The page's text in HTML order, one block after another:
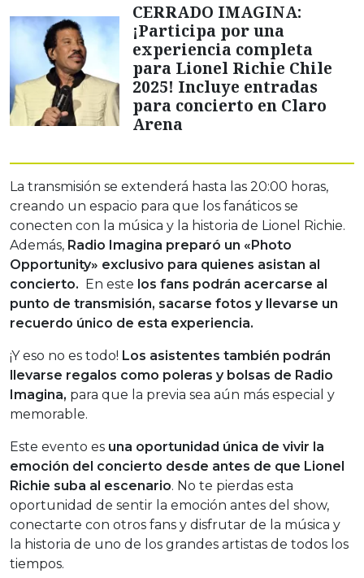
CERRADO IMAGINA:
¡Participa por una
experiencia completa
para Lionel Richie Chile
2025! Incluye entradas
para concierto en Claro
Arena
La transmisión se extenderá hasta las 20:00 horas,
creando un espacio para que los fanáticos se
conecten con la música y la historia de Lionel Richie.
Además, Radio Imagina preparó un «Photo
Opportunity» exclusivo para quienes asistan al
concierto.
En este los fans podrán acercarse al
punto de transmisión, sacarse fotos y llevarse un
recuerdo único de esta experiencia.
¡Y eso no es todo! Los asistentes también podrán
llevarse regalos como poleras y bolsas de Radio
Imagina, para que la previa sea aún más especial y
memorable.
Este evento es una oportunidad única de vivir la
emoción del concierto desde antes de que Lionel
Richie suba al escenario. No te pierdas esta
oportunidad de sentir la emoción antes del show,
conectarte con otros fans y disfrutar de la música y
la historia de uno de los grandes artistas de todos los
tiempos.